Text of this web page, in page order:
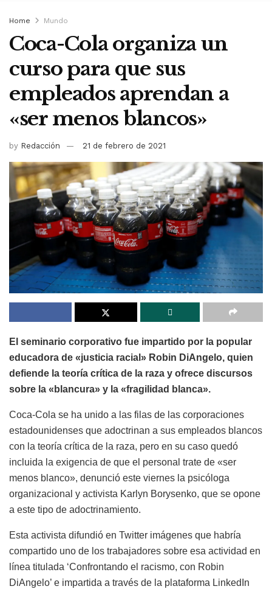
Home Mundo
Coca-Cola organiza un
curso para que sus
empleados aprendan a
«ser menos blancos»
by Redacción 21 de febrero de 2021
El seminario corporativo fue impartido por la popular
educadora de «justicia racial» Robin DiAngelo, quien
defiende la teoría crítica de la raza y ofrece discursos
sobre la «blancura» y la «fragilidad blanca».
Coca-Cola se ha unido a las filas de las corporaciones
estadounidenses que adoctrinan a sus empleados blancos
con la teoría crítica de la raza, pero en su caso quedó
incluida la exigencia de que el personal trate de «ser
menos blanco», denunció este viernes la psicóloga
organizacional y activista Karlyn Borysenko, que se opone
a este tipo de adoctrinamiento.
Esta activista difundió en Twitter imágenes que habría
compartido uno de los trabajadores sobre esa actividad en
línea titulada ‘Confrontando el racismo, con Robin
DiAngelo’ e impartida a través de la plataforma LinkedIn